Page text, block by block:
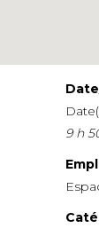
9 h